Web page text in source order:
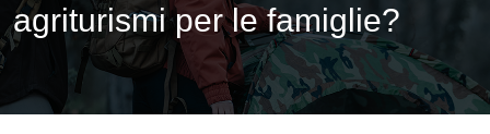
agriturismi per le famiglie?